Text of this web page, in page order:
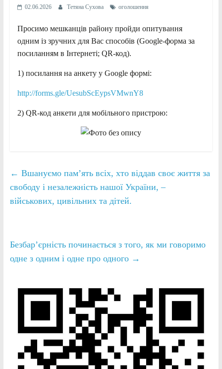
02.06.2026 Тетяна Сухова оголошення
Просимо мешканців району пройди опитування
одним із зручних для Вас способів (Google-форма за
посиланням в Інтернеті; QR-код).
1) посилання на анкету у Google формі:
http://forms.gle/UesubScEypsVMwnY8
2) QR-код анкети для мобільного пристрою:
← Вшануємо памʼять всіх, хто віддав своє життя за
свободу і незалежність нашої України, –
військових, цивільних та дітей.
Безбар’єрність починається з того, як ми говоримо
одне з одним і одне про одного →